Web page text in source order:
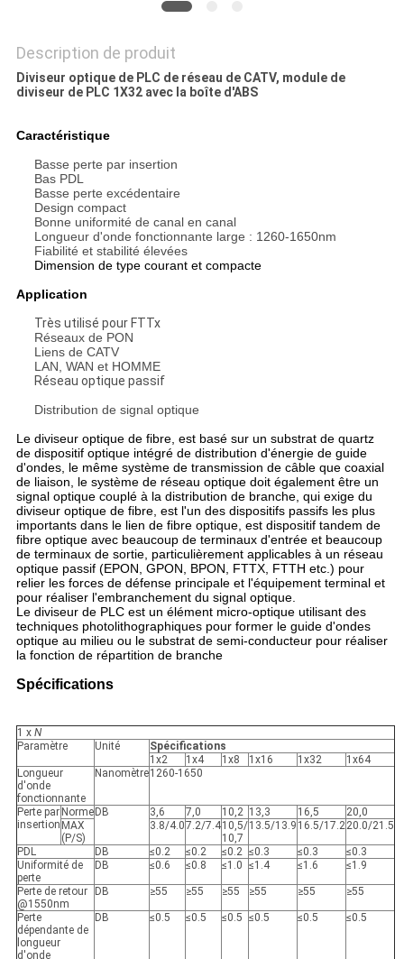
POLITIQUE
DE
CONFIDENTIALITÉ
Description de produit
Diviseur optique de PLC de réseau de CATV, module de
diviseur de PLC 1X32 avec la boîte d'ABS
Caractéristique
Basse perte par insertion
Bas PDL
Basse perte excédentaire
Design compact
Bonne uniformité de canal en canal
Longueur d'onde fonctionnante large : 1260-1650nm
Fiabilité et stabilité élevées
Dimension de type courant et compacte
Application
Très utilisé pour FTTx
Réseaux de PON
Liens de CATV
LAN, WAN et HOMME
Réseau optique passif
Distribution de signal optique
Le diviseur optique de fibre, est basé sur un substrat de quartz
de dispositif optique intégré de distribution d'énergie de guide
d'ondes, le même système de transmission de câble que coaxial
de liaison, le système de réseau optique doit également être un
signal optique couplé à la distribution de branche, qui exige du
diviseur optique de fibre, est l'un des dispositifs passifs les plus
importants dans le lien de fibre optique, est dispositif tandem de
fibre optique avec beaucoup de terminaux d'entrée et beaucoup
de terminaux de sortie, particulièrement applicables à un réseau
optique passif (EPON, GPON, BPON, FTTX, FTTH etc.) pour
relier les forces de défense principale et l'équipement terminal et
pour réaliser l'embranchement du signal optique.
Le diviseur de PLC est un élément micro-optique utilisant des
techniques photolithographiques pour former le guide d'ondes
optique au milieu ou le substrat de semi-conducteur pour réaliser
la fonction de répartition de branche
Spécifications
1 x N
Paramètre
Unité
Spécifications
1x2
1x4 1x8 1x16 1x32
1x64
Longueur
d'onde
fonctionnante
Nanomètre1260-1650
Perte par
insertion
Norme DB 3,6 7,0 10,2 13,3 16,5
20,0
MAX
(P/S)
3.8/4.07.2/7.410,5/
10,7
13.5/13.9 16.5/17.220.0/21.5
PDL DB ≤0.2 ≤0.2 ≤0.2 ≤0.3 ≤0.3
≤0.3
Uniformité de
perte
DB ≤0.6 ≤0.8 ≤1.0 ≤1.4 ≤1.6 ≤1.9
Perte de retour
@1550nm
DB ≥55 ≥55 ≥55 ≥55 ≥55 ≥55
Perte
dépendante de
longueur
d'onde
DB ≤0.5 ≤0.5 ≤0.5 ≤0.5 ≤0.5 ≤0.5